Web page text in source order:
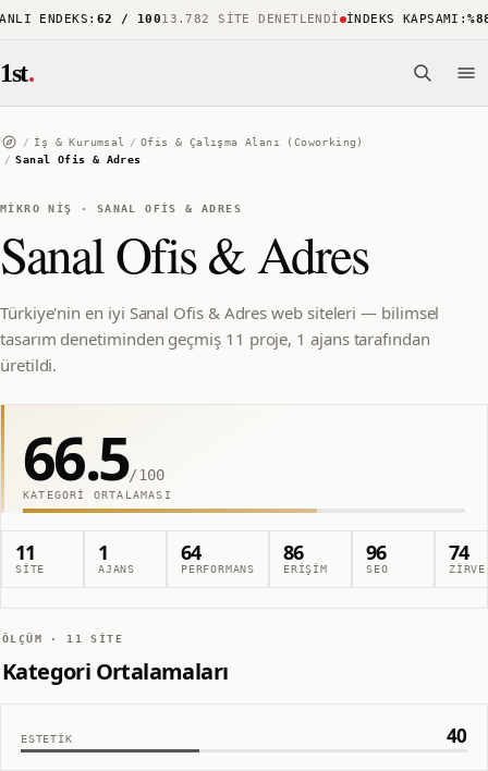
ENDEKS:62 / 10013.782 SITE DENETLENDI İNDEKS KAPSAMI:%88
1st.
/ İş & Kurumsal / Ofis & Çalışma Alanı (Coworking)
/ Sanal Ofis & Adres
MIKRO NIŞ · SANAL OFIS & ADRES
Sanal Ofis & Adres
Türkiye'nin en iyi Sanal Ofis & Adres web siteleri — bilimsel
tasarım denetiminden geçmiş 11 proje, 1 ajans tarafından
üretildi.
66.5/100
KATEGORI ORTALAMASI
11
SITE
1
AJANS
64
PERFORMANS
86
ERIŞIM
96
SEO
74
ZIRVE
ÖLÇÜM · 11 SITE
Kategori Ortalamaları
ESTETIK 40